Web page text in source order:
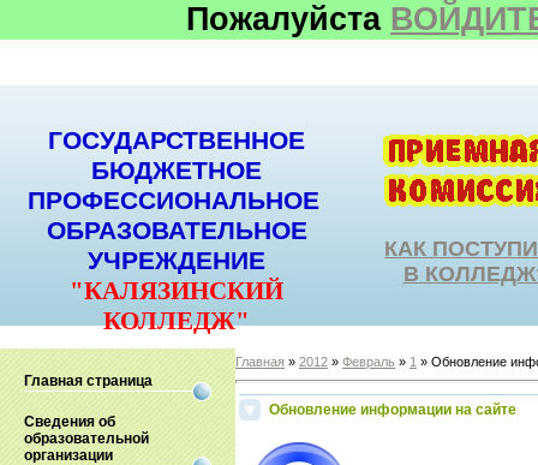
Пожалуйста
ГОСУДАРСТВЕННОЕ
БЮДЖЕТНОЕ
ПРОФЕССИОНАЛЬНОЕ
ОБРАЗОВАТЕЛЬНОЕ
УЧРЕЖДЕНИЕ
"КАЛЯЗИНСКИЙ
КОЛЛЕДЖ"
КАК
В
Главная страница
Сведения об
образовательной
организации
Главная » 2012 » Февраль » 1 » Обновление
Обновление информации на сайте